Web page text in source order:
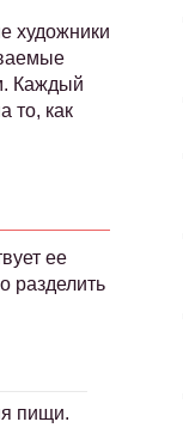
художники
Каждый
то, как
ее
разделить
пищи.